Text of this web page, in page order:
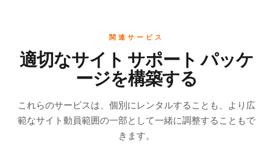
関連サービス
適切なサイト サポート パッケ
ージを構築する
これらのサービスは、個別にレンタルすることも、より広
範なサイト動員範囲の一部として一緒に調整することもで
きます。